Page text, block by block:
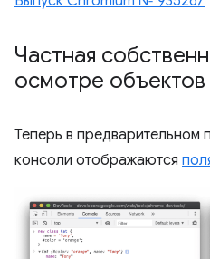
Частная
осмотре объектов
Теперь в предварительном
консоли отображаются